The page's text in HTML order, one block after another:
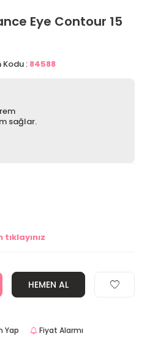
Eye Contour 15
Kodu : 84588
sağlar.
HEMEN AL
Yap Fiyat Alarmı